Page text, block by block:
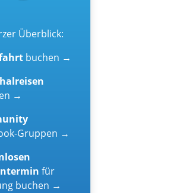
Überblick:
buchen →
→
Gruppen →
für
buchen →